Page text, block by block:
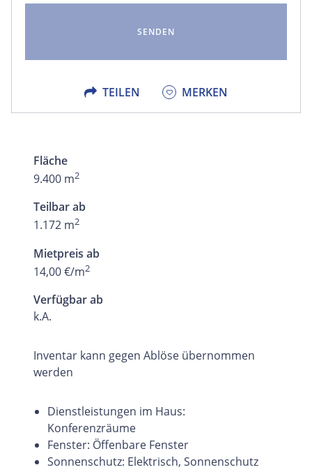
TEILEN
X
MERKEN
Fläche
9.400 m2
Teilbar ab
1.172 m2
Mietpreis ab
14,00 €/m2
Verfügbar ab
k.A.
Inventar kann gegen Ablöse übernommen
werden
Dienstleistungen im Haus:
Konferenzräume
Fenster: Öffenbare Fenster
Sonnenschutz: Elektrisch, Sonnenschutz